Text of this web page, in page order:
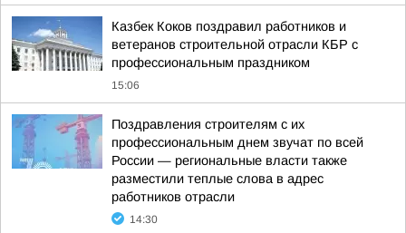
Казбек Коков поздравил работников и
ветеранов строительной отрасли КБР с
профессиональным праздником
15:06
Поздравления строителям с их
профессиональным днем звучат по всей
России — региональные власти также
разместили теплые слова в адрес
работников отрасли
14:30